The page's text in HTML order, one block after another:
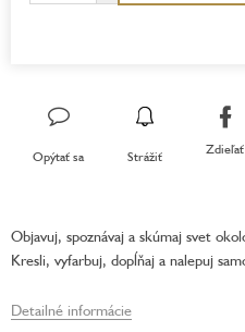
Opýtať sa Strážiť Zdieľať
Objavuj, spoznávaj a skúmaj svet
Kresli, vyfarbuj, dopĺňaj a nalepuj
Detailné informácie